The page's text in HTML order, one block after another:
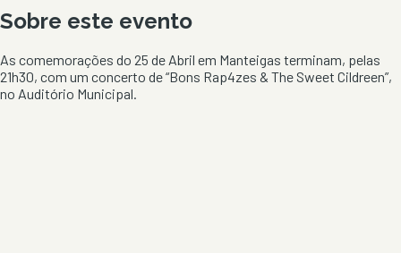
Sobre este evento
As comemorações do 25 de Abril em Manteigas terminam, pelas
21h30, com um concerto de “Bons Rap4zes & The Sweet Cildreen”,
no Auditório Municipal.